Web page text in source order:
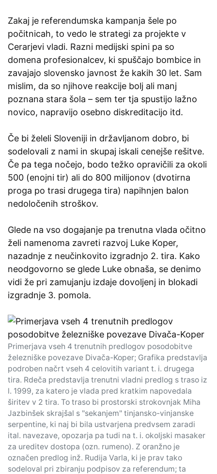
Zakaj je referendumska kampanja šele po
počitnicah, to vedo le strategi za projekte v
Cerarjevi vladi. Razni medijski spini pa so
domena profesionalcev, ki spuščajo bombice in
zavajajo slovensko javnost že kakih 30 let. Sam
mislim, da so njihove reakcije bolj ali manj
poznana stara šola – sem ter tja spustijo lažno
novico, napravijo osebno diskreditacijo itd.
Če bi želeli Sloveniji in državljanom dobro, bi
sodelovali z nami in skupaj iskali cenejše rešitve.
Če pa tega nočejo, bodo težko opravičili za okoli
500 (enojni tir) ali do 800 milijonov (dvotirna
proga po trasi drugega tira) napihnjen balon
nedoločenih stroškov.
Glede na vso dogajanje pa trenutna vlada očitno
želi namenoma zavreti razvoj Luke Koper,
nazadnje z neučinkovito izgradnjo 2. tira. Kako
neodgovorno se glede Luke obnaša, se denimo
vidi že pri zamujanju izdaje dovoljenj in blokadi
izgradnje 3. pomola.
Primerjava vseh 4 trenutnih predlogov posodobitve
železniške povezave Divača-Koper; Grafika predstavlja
podroben načrt vseh 4 celovitih variant t. i. drugega
tira. Rdeča predstavlja trenutni vladni predlog s traso iz
l. 1999, za katero je vlada pred kratkim napovedala
širitev v 2 tira. To traso bi prostorski strokovnjak Miha
Jazbinšek skrajšal s "sekanjem" tinjansko-vinjanske
serpentine, ki naj bi bila ustvarjena predvsem zaradi
ital. navezave, opozarja pa tudi na t. i. okoljski masaker
za ureditev dostopa (ozn. rumeno). Z oranžno je
označen predlog inž. Rudija Varla, ki je prav tako
sodeloval pri zbiranju podpisov za referendum; ta